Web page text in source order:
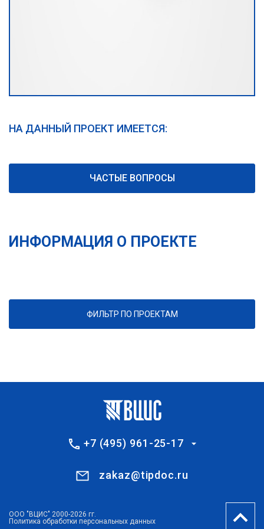
НА ДАННЫЙ ПРОЕКТ ИМЕЕТСЯ:
ЧАСТЫЕ ВОПРОСЫ
ИНФОРМАЦИЯ О ПРОЕКТЕ
ФИЛЬТР ПО ПРОЕКТАМ
+7 (495) 961-25-17
zakaz@tipdoc.ru
ООО "ВЦИС" 2000-2026 гг.
Политика обработки персональных данных